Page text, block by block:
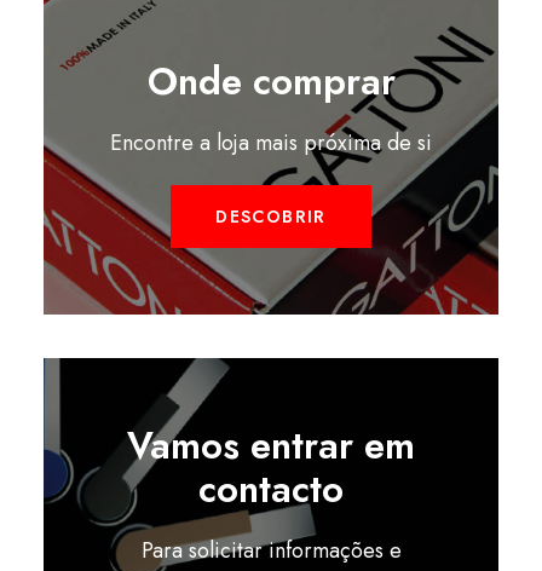
Onde comprar
Encontre a loja mais próxima de si
DESCOBRIR
Vamos entrar em
contacto
Para solicitar informações e